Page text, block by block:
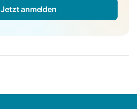
Jetzt anmelden